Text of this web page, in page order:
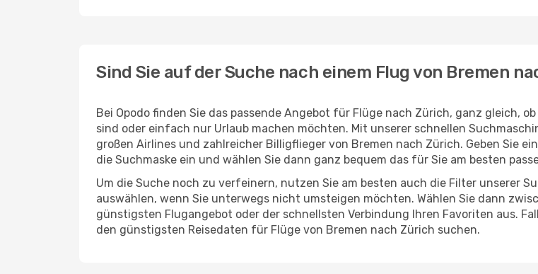
Sind Sie auf der Suche nach einem Flug von Bremen
Bei Opodo finden Sie das passende Angebot für Flüge nach Zürich, ganz gleich,
sind oder einfach nur Urlaub machen möchten. Mit unserer schnellen
großen Airlines und zahlreicher Billigflieger von Bremen nach Zürich. Geben Sie
die Suchmaske ein und wählen Sie dann ganz bequem das für Sie am besten
Um die Suche noch zu verfeinern, nutzen Sie am besten auch die Filter unserer
auswählen, wenn Sie unterwegs nicht umsteigen möchten. Wählen Sie dann
günstigsten Flugangebot oder der schnellsten Verbindung Ihren Favoriten aus.
den günstigsten Reisedaten für Flüge von Bremen nach Zürich suchen.